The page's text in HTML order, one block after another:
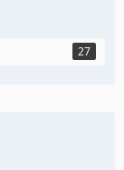
27